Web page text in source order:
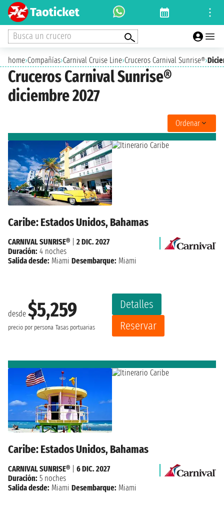
Busca un crucero
home›Compañías›Carnival Cruise Line›Cruceros Carnival Sunrise®›
Cruceros Carnival Sunrise®
diciembre 2027
Ordenar
Caribe: Estados Unidos, Bahamas
desde $5,259
precio por persona Tasas portuarias
Detalles
Reservar
CARNIVAL SUNRISE®
2 DIC. 2027
Duración: 4 noches
Salida desde: Miami Desembarque: Miami
Caribe: Estados Unidos, Bahamas
CARNIVAL SUNRISE®
6 DIC. 2027
Duración: 5 noches
Salida desde: Miami Desembarque: Miami